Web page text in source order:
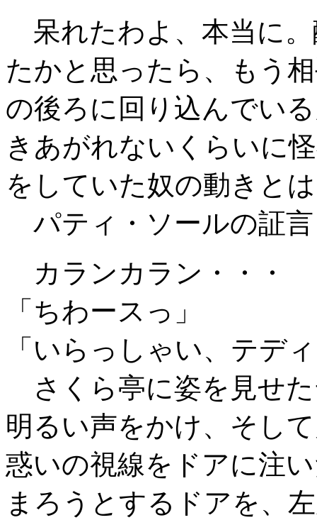
呆れたわよ、本当に
たかと思ったら、もう
の後ろに回り込んでい
きあがれないくらいに
をしていた奴の動きと
パティ・ソールの証言
カランカラン・・・
「ちわースっ」
「いらっしゃい、テデ
さくら亭に姿を見せ
明るい声をかけ、そし
惑いの視線をドアに注
まろうとするドアを、